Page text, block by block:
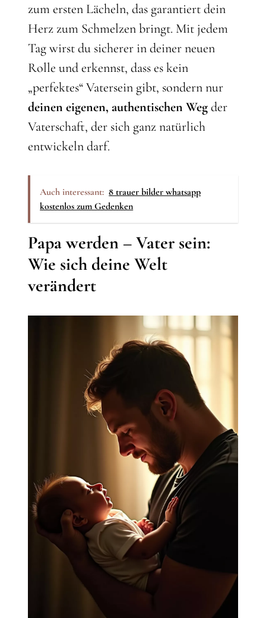
zum ersten Lächeln, das garantiert dein
Herz zum Schmelzen bringt. Mit jedem
Tag wirst du sicherer in deiner neuen
Rolle und erkennst, dass es kein
„perfektes“ Vatersein gibt, sondern nur
deinen eigenen, authentischen Wegder
Vaterschaft, der sich ganz natürlich
entwickeln darf.
Auch interessant: 8 trauer bilder whatsapp
kostenlos zum Gedenken
Papa werden – Vater sein:
Wie sich deine Welt
verändert